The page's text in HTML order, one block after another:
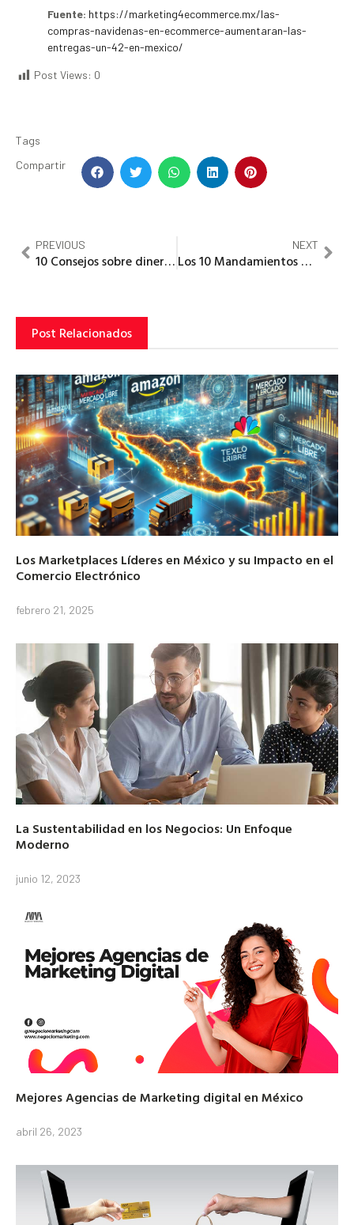
Fuente: https://marketing4ecommerce.mx/las-
compras-navidenas-en-ecommerce-aumentaran-las-
entregas-un-42-en-mexico/
Post Views: 0
Tags
Compartir
PREVIOUS
10 Consejos sobre dinero, éxito y carrera profesional de las personas más exitosas del mundo
NEXT
Los 10 Mandamientos de Las Ventas Exitosas
Post Relacionados
Los Marketplaces Líderes en México y su Impacto en el
Comercio Electrónico
febrero 21, 2025
La Sustentabilidad en los Negocios: Un Enfoque
Moderno
junio 12, 2023
Mejores Agencias de Marketing digital en México
abril 26, 2023